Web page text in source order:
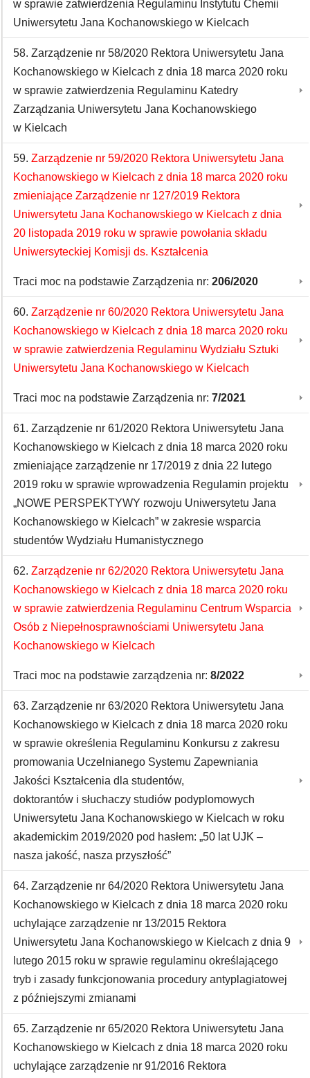
w sprawie zatwierdzenia Regulaminu Instytutu Chemii
Uniwersytetu Jana Kochanowskiego w Kielcach
58. Zarządzenie nr 58/2020 Rektora Uniwersytetu Jana
Kochanowskiego w Kielcach z dnia 18 marca 2020 roku
w sprawie zatwierdzenia Regulaminu Katedry
Zarządzania Uniwersytetu Jana Kochanowskiego
w Kielcach
59. Zarządzenie nr 59/2020 Rektora Uniwersytetu Jana
Kochanowskiego w Kielcach z dnia 18 marca 2020 roku
zmieniające Zarządzenie nr 127/2019 Rektora
Uniwersytetu Jana Kochanowskiego w Kielcach z dnia
20 listopada 2019 roku w sprawie powołania składu
Uniwersyteckiej Komisji ds. Kształcenia
Traci moc na podstawie Zarządzenia nr: 206/2020
60. Zarządzenie nr 60/2020 Rektora Uniwersytetu Jana
Kochanowskiego w Kielcach z dnia 18 marca 2020 roku
w sprawie zatwierdzenia Regulaminu Wydziału Sztuki
Uniwersytetu Jana Kochanowskiego w Kielcach
Traci moc na podstawie Zarządzenia nr: 7/2021
61. Zarządzenie nr 61/2020 Rektora Uniwersytetu Jana
Kochanowskiego w Kielcach z dnia 18 marca 2020 roku
zmieniające zarządzenie nr 17/2019 z dnia 22 lutego
2019 roku w sprawie wprowadzenia Regulamin projektu
„NOWE PERSPEKTYWY rozwoju Uniwersytetu Jana
Kochanowskiego w Kielcach” w zakresie wsparcia
studentów Wydziału Humanistycznego
62. Zarządzenie nr 62/2020 Rektora Uniwersytetu Jana
Kochanowskiego w Kielcach z dnia 18 marca 2020 roku
w sprawie zatwierdzenia Regulaminu Centrum Wsparcia
Osób z Niepełnosprawnościami Uniwersytetu Jana
Kochanowskiego w Kielcach
Traci moc na podstawie zarządzenia nr: 8/2022
63. Zarządzenie nr 63/2020 Rektora Uniwersytetu Jana
Kochanowskiego w Kielcach z dnia 18 marca 2020 roku
w sprawie określenia Regulaminu Konkursu z zakresu
promowania Uczelnianego Systemu Zapewniania
Jakości Kształcenia dla studentów,
doktorantów i słuchaczy studiów podyplomowych
Uniwersytetu Jana Kochanowskiego w Kielcach w roku
akademickim 2019/2020 pod hasłem: „50 lat UJK –
nasza jakość, nasza przyszłość”
64. Zarządzenie nr 64/2020 Rektora Uniwersytetu Jana
Kochanowskiego w Kielcach z dnia 18 marca 2020 roku
uchylające zarządzenie nr 13/2015 Rektora
Uniwersytetu Jana Kochanowskiego w Kielcach z dnia 9
lutego 2015 roku w sprawie regulaminu określającego
tryb i zasady funkcjonowania procedury antyplagiatowej
z późniejszymi zmianami
65. Zarządzenie nr 65/2020 Rektora Uniwersytetu Jana
Kochanowskiego w Kielcach z dnia 18 marca 2020 roku
uchylające zarządzenie nr 91/2016 Rektora